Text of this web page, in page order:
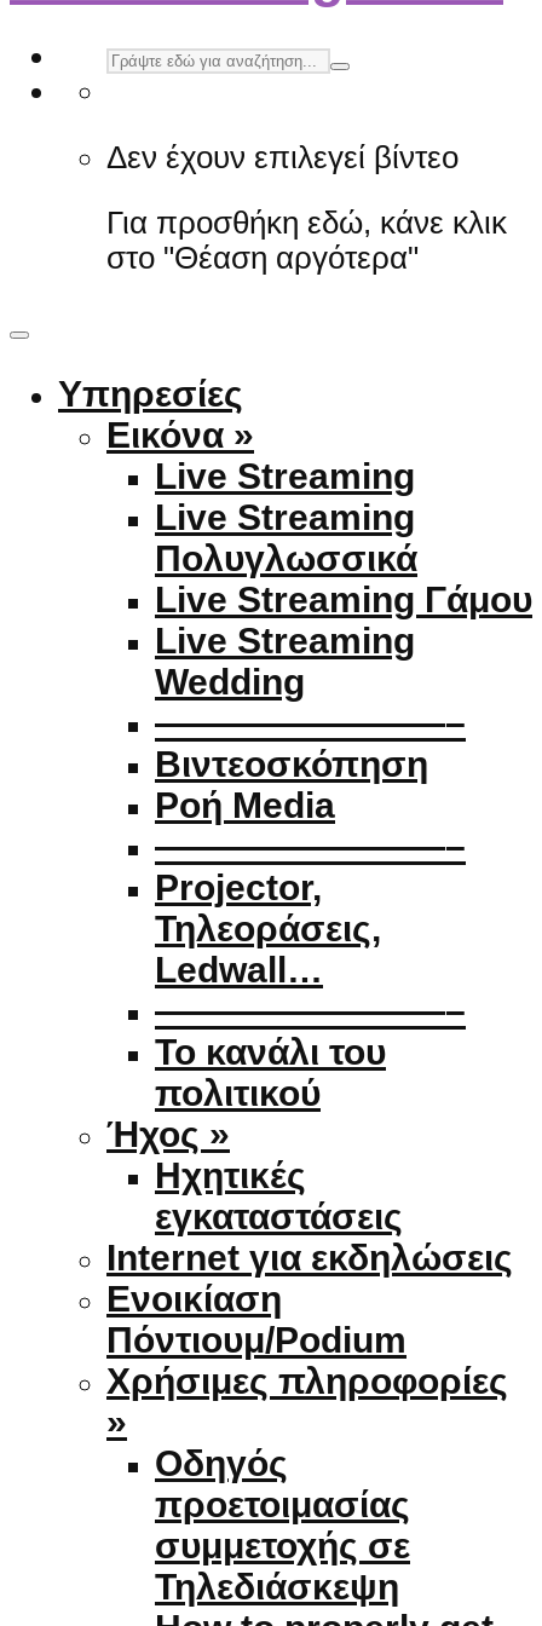
Δεν έχουν επιλεγεί βίντεο
Για προσθήκη εδώ, κάνε κλικ
στο "Θέαση αργότερα"
Υπηρεσίες
Εικόνα »
Live Streaming
Live Streaming
Πολυγλωσσικά
Live Streaming Γάμου
Live Streaming
Wedding
————————–
Βιντεοσκόπηση
Ροή Media
————————–
Projector,
Τηλεοράσεις,
Ledwall…
————————–
Το κανάλι του
πολιτικού
Ήχος »
Ηχητικές
εγκαταστάσεις
Internet για εκδηλώσεις
Ενοικίαση
Πόντιουμ/Podium
Χρήσιμες πληροφορίες
»
Οδηγός
προετοιμασίας
συμμετοχής σε
Τηλεδιάσκεψη